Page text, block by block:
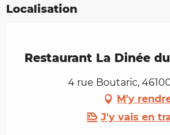
Localisation
Restaurant La Dinée
4 rue Boutaric,
M'y
J'y vais en